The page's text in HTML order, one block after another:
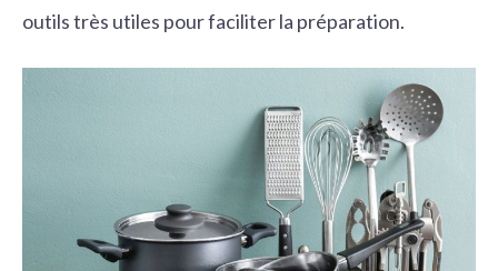
outils très utiles pour faciliter la préparation.